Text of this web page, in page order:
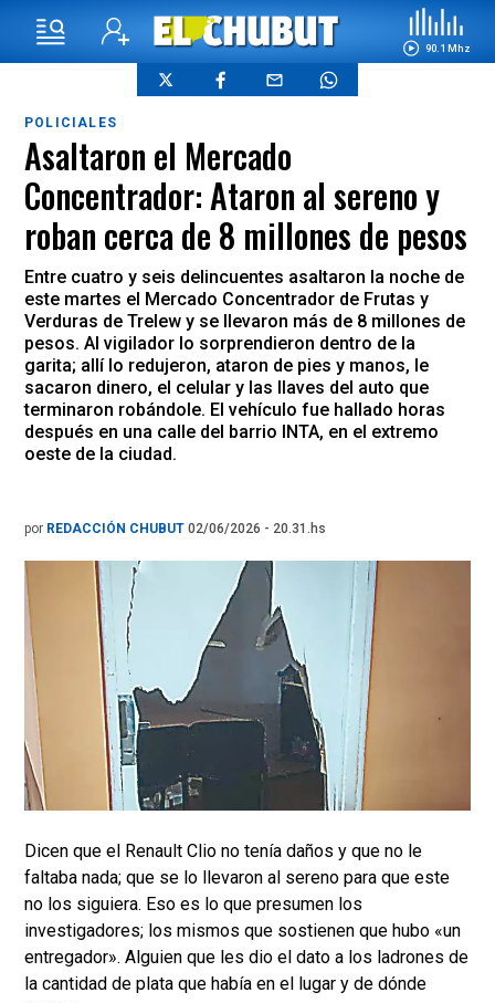
90.1 Mhz
POLICIALES
Asaltaron el Mercado
Concentrador: Ataron al sereno y
roban cerca de 8 millones de pesos
Entre cuatro y seis delincuentes asaltaron la noche de
este martes el Mercado Concentrador de Frutas y
Verduras de Trelew y se llevaron más de 8 millones de
pesos. Al vigilador lo sorprendieron dentro de la
garita; allí lo redujeron, ataron de pies y manos, le
sacaron dinero, el celular y las llaves del auto que
terminaron robándole. El vehículo fue hallado horas
después en una calle del barrio INTA, en el extremo
oeste de la ciudad.
por REDACCIÓN CHUBUT 02/06/2026 - 20.31.hs
Dicen que el Renault Clio no tenía daños y que no le
faltaba nada; que se lo llevaron al sereno para que este
no los siguiera. Eso es lo que presumen los
investigadores; los mismos que sostienen que hubo «un
entregador». Alguien que les dio el dato a los ladrones de
la cantidad de plata que había en el lugar y de dónde